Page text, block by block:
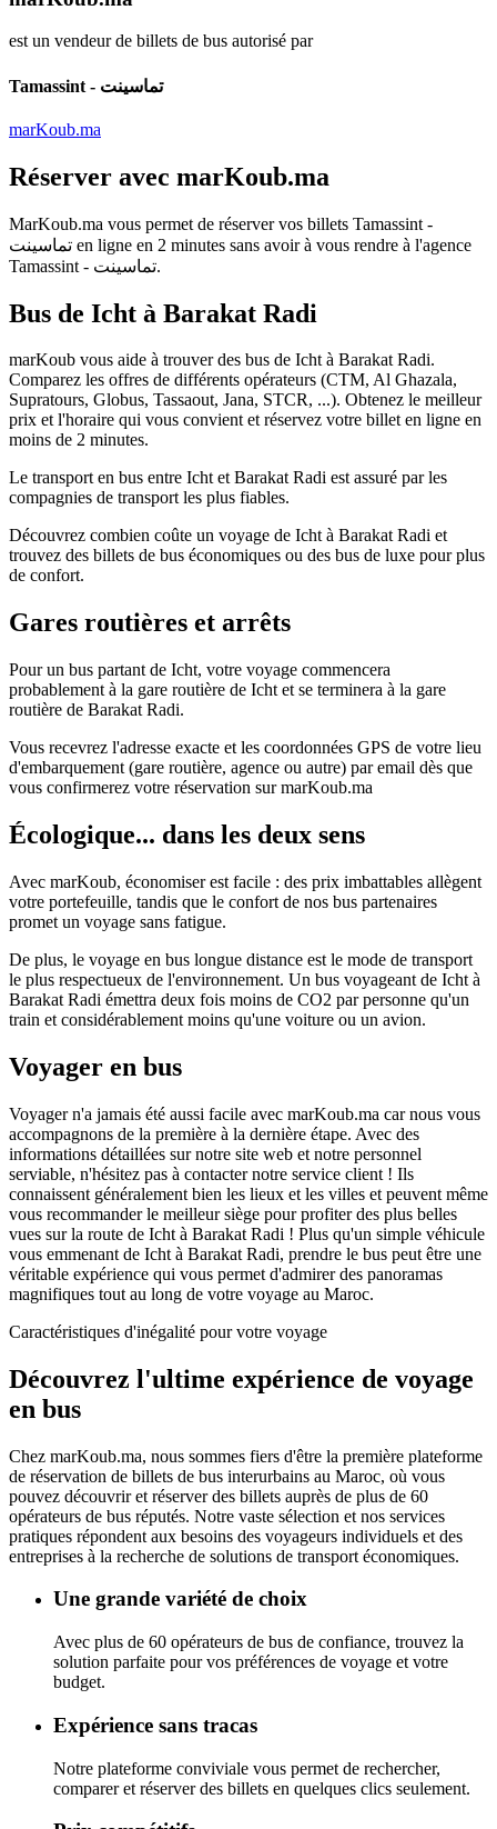
est un vendeur de billets de bus autorisé par
Tamassint - تماسينت
marKoub.ma
Réserver avec marKoub.ma
MarKoub.ma vous permet de réserver vos billets Tamassint -
تماسينت en ligne en 2 minutes sans avoir à vous rendre à l'agence
Tamassint - تماسينت.
Bus de Icht à Barakat Radi
marKoub vous aide à trouver des bus de Icht à Barakat Radi.
Comparez les offres de différents opérateurs (CTM, Al Ghazala,
Supratours, Globus, Tassaout, Jana, STCR, ...). Obtenez le meilleur
prix et l'horaire qui vous convient et réservez votre billet en ligne en
moins de 2 minutes.
Le transport en bus entre Icht et Barakat Radi est assuré par les
compagnies de transport les plus fiables.
Découvrez combien coûte un voyage de Icht à Barakat Radi et
trouvez des billets de bus économiques ou des bus de luxe pour plus
de confort.
Gares routières et arrêts
Pour un bus partant de Icht, votre voyage commencera
probablement à la gare routière de Icht et se terminera à la gare
routière de Barakat Radi.
Vous recevrez l'adresse exacte et les coordonnées GPS de votre lieu
d'embarquement (gare routière, agence ou autre) par email dès que
vous confirmerez votre réservation sur marKoub.ma
Écologique... dans les deux sens
Avec marKoub, économiser est facile : des prix imbattables allègent
votre portefeuille, tandis que le confort de nos bus partenaires
promet un voyage sans fatigue.
De plus, le voyage en bus longue distance est le mode de transport
le plus respectueux de l'environnement. Un bus voyageant de Icht à
Barakat Radi émettra deux fois moins de CO2 par personne qu'un
train et considérablement moins qu'une voiture ou un avion.
Voyager en bus
Voyager n'a jamais été aussi facile avec marKoub.ma car nous vous
accompagnons de la première à la dernière étape. Avec des
informations détaillées sur notre site web et notre personnel
serviable, n'hésitez pas à contacter notre service client ! Ils
connaissent généralement bien les lieux et les villes et peuvent même
vous recommander le meilleur siège pour profiter des plus belles
vues sur la route de Icht à Barakat Radi ! Plus qu'un simple véhicule
vous emmenant de Icht à Barakat Radi, prendre le bus peut être une
véritable expérience qui vous permet d'admirer des panoramas
magnifiques tout au long de votre voyage au Maroc.
Caractéristiques d'inégalité pour votre voyage
Découvrez l'ultime expérience de voyage
en bus
Chez marKoub.ma, nous sommes fiers d'être la première plateforme
de réservation de billets de bus interurbains au Maroc, où vous
pouvez découvrir et réserver des billets auprès de plus de 60
opérateurs de bus réputés. Notre vaste sélection et nos services
pratiques répondent aux besoins des voyageurs individuels et des
entreprises à la recherche de solutions de transport économiques.
Une grande variété de choix
Avec plus de 60 opérateurs de bus de confiance, trouvez la
solution parfaite pour vos préférences de voyage et votre
budget.
Expérience sans tracas
Notre plateforme conviviale vous permet de rechercher,
comparer et réserver des billets en quelques clics seulement.